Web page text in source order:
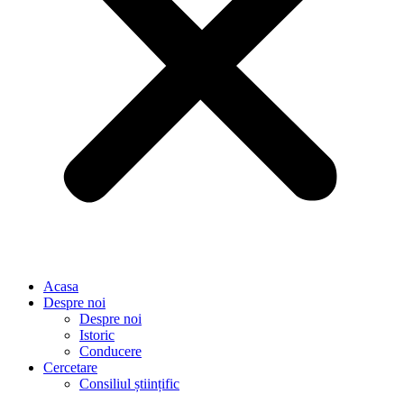
Acasa
Despre noi
Despre noi
Istoric
Conducere
Cercetare
Consiliul științific